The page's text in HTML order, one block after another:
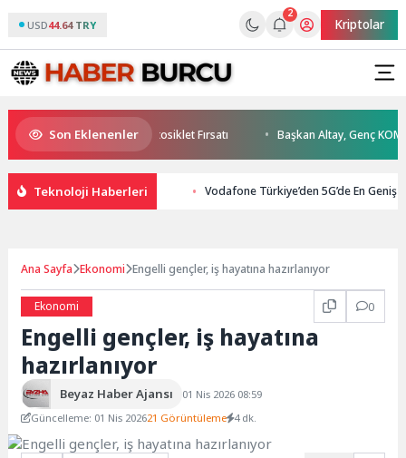
USD44.64 TRY
2
Kriptolar
Son Eklenenler
Kaçırılmayacak Motosiklet Fırsatı Başkan Altay, Genç KOMEK
Teknoloji Haberleri Vodafone Türkiye’den 5G’de En Geniş
Ana Sayfa Ekonomi Engelli gençler, iş hayatına hazırlanıyor
Ekonomi 0
Engelli gençler, iş hayatına
hazırlanıyor
Beyaz Haber Ajansı
01 Nis 2026 08:59
Güncelleme: 01 Nis 202621 Görüntüleme 4 dk.